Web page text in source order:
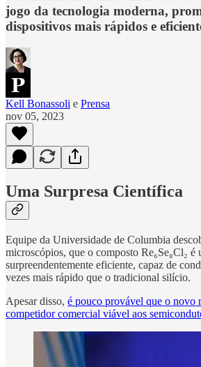
jogo da tecnologia moderna,
dispositivos mais rápidos e
Kell Bonassoli e Prensa
nov 05, 2023
Uma Surpresa Científica
Equipe da Universidade de Columbia
microscópios, que o composto Re₆Se₈Cl₂ é
surpreendentemente eficiente, capaz de
vezes mais rápido que o tradicional silício.
Apesar disso, é pouco provável que o novo
competidor comercial viável aos